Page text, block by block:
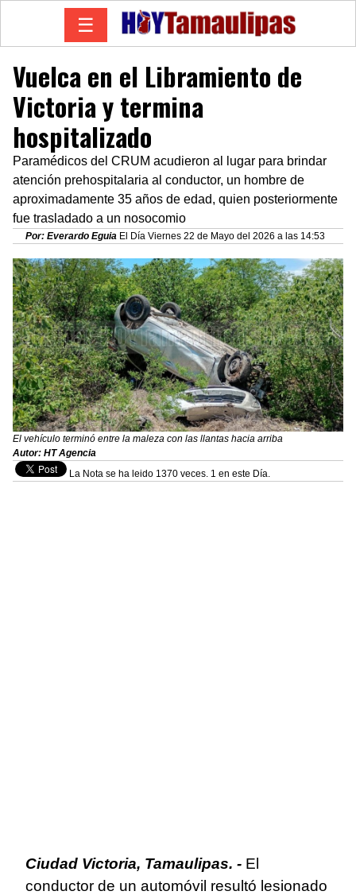
☰
Vuelca en el Libramiento de
Victoria y termina
hospitalizado
Paramédicos del CRUM acudieron al lugar para brindar
atención prehospitalaria al conductor, un hombre de
aproximadamente 35 años de edad, quien posteriormente
fue trasladado a un nosocomio
Por: Everardo Eguia El Día Viernes 22 de Mayo del 2026 a las 14:53
El vehículo terminó entre la maleza con las llantas hacia arriba
Autor: HT Agencia
La Nota se ha leido 1370 veces. 1 en este Día.
Ciudad Victoria, Tamaulipas. - El
conductor de un automóvil resultó lesionado